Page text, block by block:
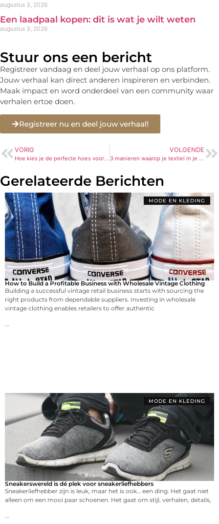
augustus 3, 2026
Een laadpaal kopen: dit is wat je wilt weten
augustus 3, 2026
Stuur ons een bericht
Registreer vandaag en deel jouw verhaal op ons platform.
Jouw verhaal kan direct anderen inspireren en verbinden.
Maak impact en word onderdeel van een community waar
verhalen ertoe doen.
Registreer nu en deel jouw verhaal!
VORIG
Hoe kies je de perfecte hoes voor jouw bank?
VOLGENDE
3 manieren waarop je textiel in je woonkamer kunt verwerken
Gerelateerde Berichten
MODE EN KLEDING
How to Build a Profitable Business with Wholesale Vintage Clothing
Building a successful vintage retail business starts with sourcing the
right products from dependable suppliers. Investing in wholesale
vintage clothing enables retailers to offer authentic
...
MODE EN KLEDING
Sneakerswereld is dé plek voor sneakerliefhebbers
Sneakerliefhebber zijn is leuk, maar het is ook… een ding. Het gaat niet
alleen om een mooi paar schoenen. Het gaat om stijl, verhalen, details,
...